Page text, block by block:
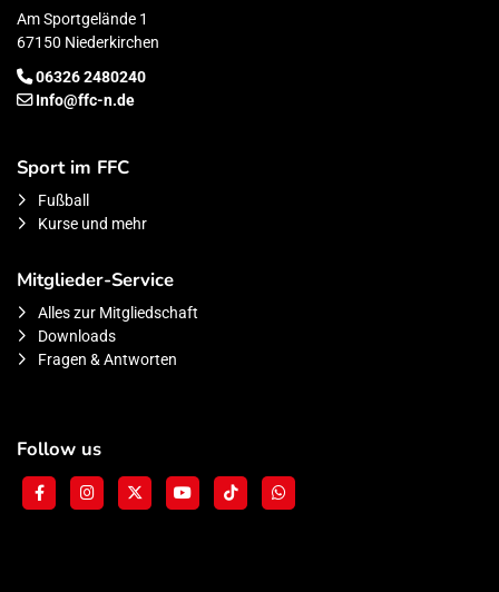
Am Sportgelände 1
67150 Niederkirchen
06326 2480240
Info@ffc-n.de
Sport im FFC
Fußball
Kurse und mehr
Mitglieder-Service
Alles zur Mitgliedschaft
Downloads
Fragen & Antworten
Follow us